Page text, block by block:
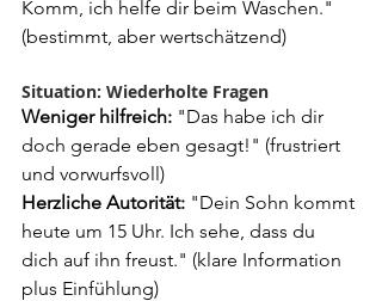
Komm, ich helfe dir beim Waschen."
(bestimmt, aber wertschätzend)
Situation: Wiederholte Fragen
Weniger hilfreich: "Das habe ich dir
doch gerade eben gesagt!" (frustriert
und vorwurfsvoll)
Herzliche Autorität: "Dein Sohn kommt
heute um 15 Uhr. Ich sehe, dass du
dich auf ihn freust." (klare Information
plus Einfühlung)